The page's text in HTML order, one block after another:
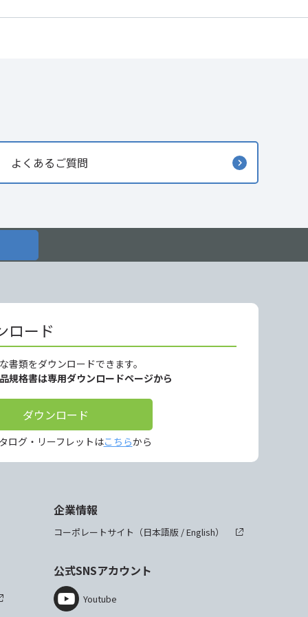
よくあるご質問
ロード
書類をダウンロードできます。
規格書は専用ダウンロードページから
ダウンロード
ログ・リーフレットはこちらから
企業情報
コーポレートサイト（日本語版 /English）
公式SNSアカウント
Youtube